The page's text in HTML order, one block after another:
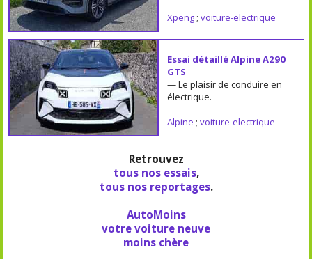
Xpeng; voiture-electrique
Essai détaillé Alpine A290
GTS
— Le plaisir de conduire en
électrique.
Alpine ; voiture-electrique
Retrouvez
tous nos essais,
tous nos reportages.
AutoMoins
votre voiture neuve
moins chère